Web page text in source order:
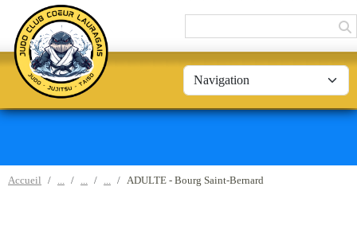
Accueil ADULTE - Bourg Saint-Bernard
Panneau de gestion des cookies